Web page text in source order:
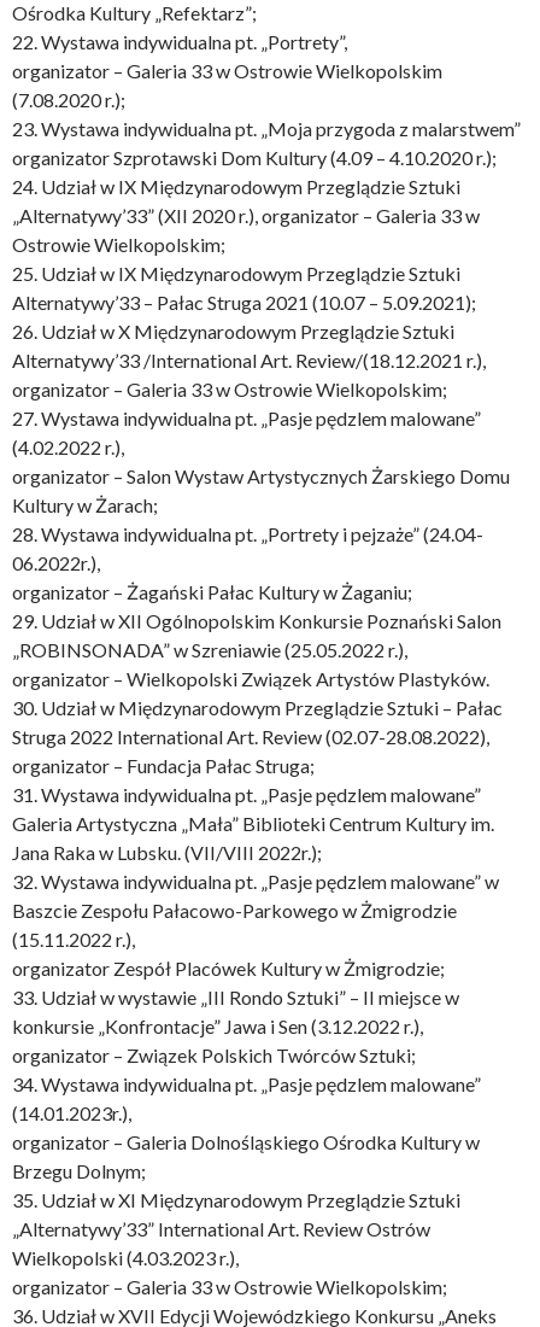
Ośrodka Kultury „Refektarz”;
22. Wystawa indywidualna pt. „Portrety”,
organizator – Galeria 33 w Ostrowie Wielkopolskim
(7.08.2020 r.);
23. Wystawa indywidualna pt. „Moja przygoda z malarstwem”
organizator Szprotawski Dom Kultury (4.09 – 4.10.2020 r.);
24. Udział w IX Międzynarodowym Przeglądzie Sztuki
„Alternatywy’33” (XII 2020 r.), organizator – Galeria 33 w
Ostrowie Wielkopolskim;
25. Udział w IX Międzynarodowym Przeglądzie Sztuki
Alternatywy’33 – Pałac Struga 2021 (10.07 – 5.09.2021);
26. Udział w X Międzynarodowym Przeglądzie Sztuki
Alternatywy’33 /International Art. Review/(18.12.2021 r.),
organizator – Galeria 33 w Ostrowie Wielkopolskim;
27. Wystawa indywidualna pt. „Pasje pędzlem malowane”
(4.02.2022 r.),
organizator – Salon Wystaw Artystycznych Żarskiego Domu
Kultury w Żarach;
28. Wystawa indywidualna pt. „Portrety i pejzaże” (24.04-
06.2022r.),
organizator – Żagański Pałac Kultury w Żaganiu;
29. Udział w XII Ogólnopolskim Konkursie Poznański Salon
„ROBINSONADA” w Szreniawie (25.05.2022 r.),
organizator – Wielkopolski Związek Artystów Plastyków.
30. Udział w Międzynarodowym Przeglądzie Sztuki – Pałac
Struga 2022 International Art. Review (02.07-28.08.2022),
organizator – Fundacja Pałac Struga;
31. Wystawa indywidualna pt. „Pasje pędzlem malowane”
Galeria Artystyczna „Mała” Biblioteki Centrum Kultury im.
Jana Raka w Lubsku. (VII/VIII 2022r.);
32. Wystawa indywidualna pt. „Pasje pędzlem malowane” w
Baszcie Zespołu Pałacowo-Parkowego w Żmigrodzie
(15.11.2022 r.),
organizator Zespół Placówek Kultury w Żmigrodzie;
33. Udział w wystawie „III Rondo Sztuki” – II miejsce w
konkursie „Konfrontacje” Jawa i Sen (3.12.2022 r.),
organizator – Związek Polskich Twórców Sztuki;
34. Wystawa indywidualna pt. „Pasje pędzlem malowane”
(14.01.2023r.),
organizator – Galeria Dolnośląskiego Ośrodka Kultury w
Brzegu Dolnym;
35. Udział w XI Międzynarodowym Przeglądzie Sztuki
„Alternatywy’33” International Art. Review Ostrów
Wielkopolski (4.03.2023 r.),
organizator – Galeria 33 w Ostrowie Wielkopolskim;
36. Udział w XVII Edycji Wojewódzkiego Konkursu „Aneks